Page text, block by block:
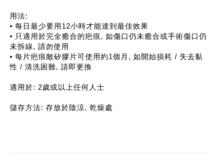
用法:
• 每日最少要用12小時才能達到最佳效果
• 只適用於完全癒合的疤痕, 如傷口仍未癒合或手術傷口仍
未拆線, 請勿使用
• 每片疤痕敵矽膠片可使用約1個月, 如開始損耗 / 失去黏
性 / 清洗困難, 請即更換
適用於: 2歲或以上任何人士
儲存方法: 存放於陰涼, 乾燥處